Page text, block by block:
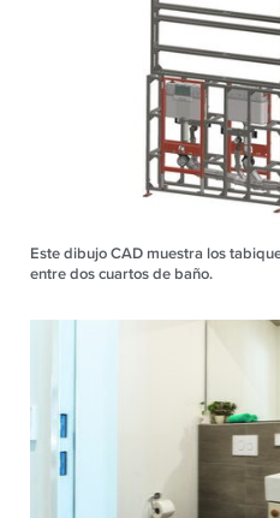
Este dibujo CAD muestra los
entre dos cuartos de baño.